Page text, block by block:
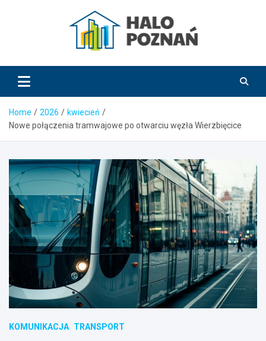
HaloPoznań.pl
Home 2026
kwiecień
Nowe połączenia tramwajowe po otwarciu węzła Wierzbięcice
KOMUNIKACJA TRANSPORT